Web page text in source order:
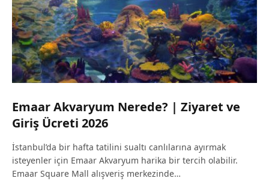
Emaar Akvaryum Nerede? | Ziyaret ve
Giriş Ücreti 2026
İstanbul’da bir hafta tatilini sualtı canlılarına ayırmak
isteyenler için Emaar Akvaryum harika bir tercih olabilir.
Emaar Square Mall alışveriş merkezinde…